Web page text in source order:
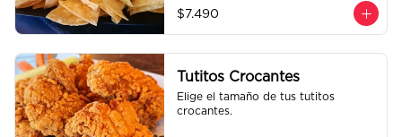
$7.490
Tutitos Crocantes
Elige el tamaño de tus tutitos
crocantes.